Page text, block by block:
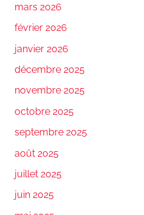
mars 2026
février 2026
janvier 2026
décembre 2025
novembre 2025
octobre 2025
septembre 2025
août 2025
juillet 2025
juin 2025